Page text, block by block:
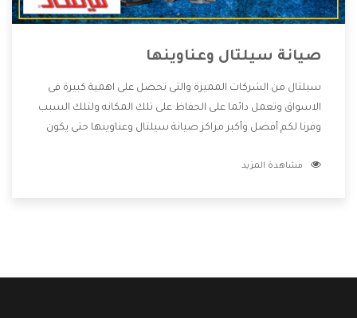
صيانة سيلتال وعناوينها
سيلتال من الشركات المميزة والتى تحصل على اهمية كبيرة فى
الاسواق وتعمل دائما على الحفاظ على تلك المكانه ولتلك السبب
وفرنا لكم أفضل وأكبر مراكز صيانة سيلتال وعناوينها حتى يكون
دون اى ازعاج كما أننا نهتم بكل ما يحتاجه المستهلك لكى نحافظ
مشاهدة المزيد